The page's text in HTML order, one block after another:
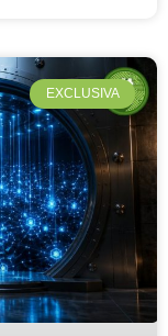
EXCLUSIVA